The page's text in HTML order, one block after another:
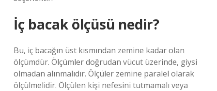
İç bacak ölçüsü nedir?
Bu, iç bacağın üst kısmından zemine kadar olan
ölçümdür. Ölçümler doğrudan vücut üzerinde, giysi
olmadan alınmalıdır. Ölçüler zemine paralel olarak
ölçülmelidir. Ölçülen kişi nefesini tutmamalı veya